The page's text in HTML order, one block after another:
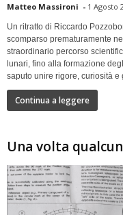
Matteo Massironi - 1 Agosto
Un ritratto di Riccardo
scomparso prematuramente
straordinario percorso
lunari, fino alla formazione
saputo unire rigore, curiosità e
Continua a leggere
Una volta